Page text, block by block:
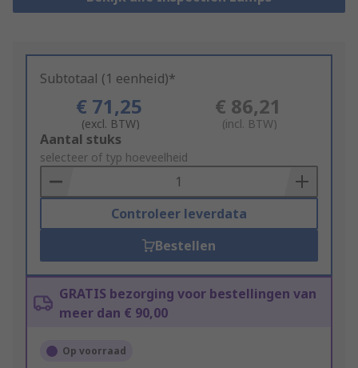
Subtotaal (1 eenheid)*
€ 71,25
(excl. BTW)
€ 86,21
(incl. BTW)
Add
to
Basket
Aantal stuks
selecteer of typ hoeveelheid
Controleer leverdata
Bestellen
GRATIS bezorging voor bestellingen van
meer dan € 90,00
Op voorraad